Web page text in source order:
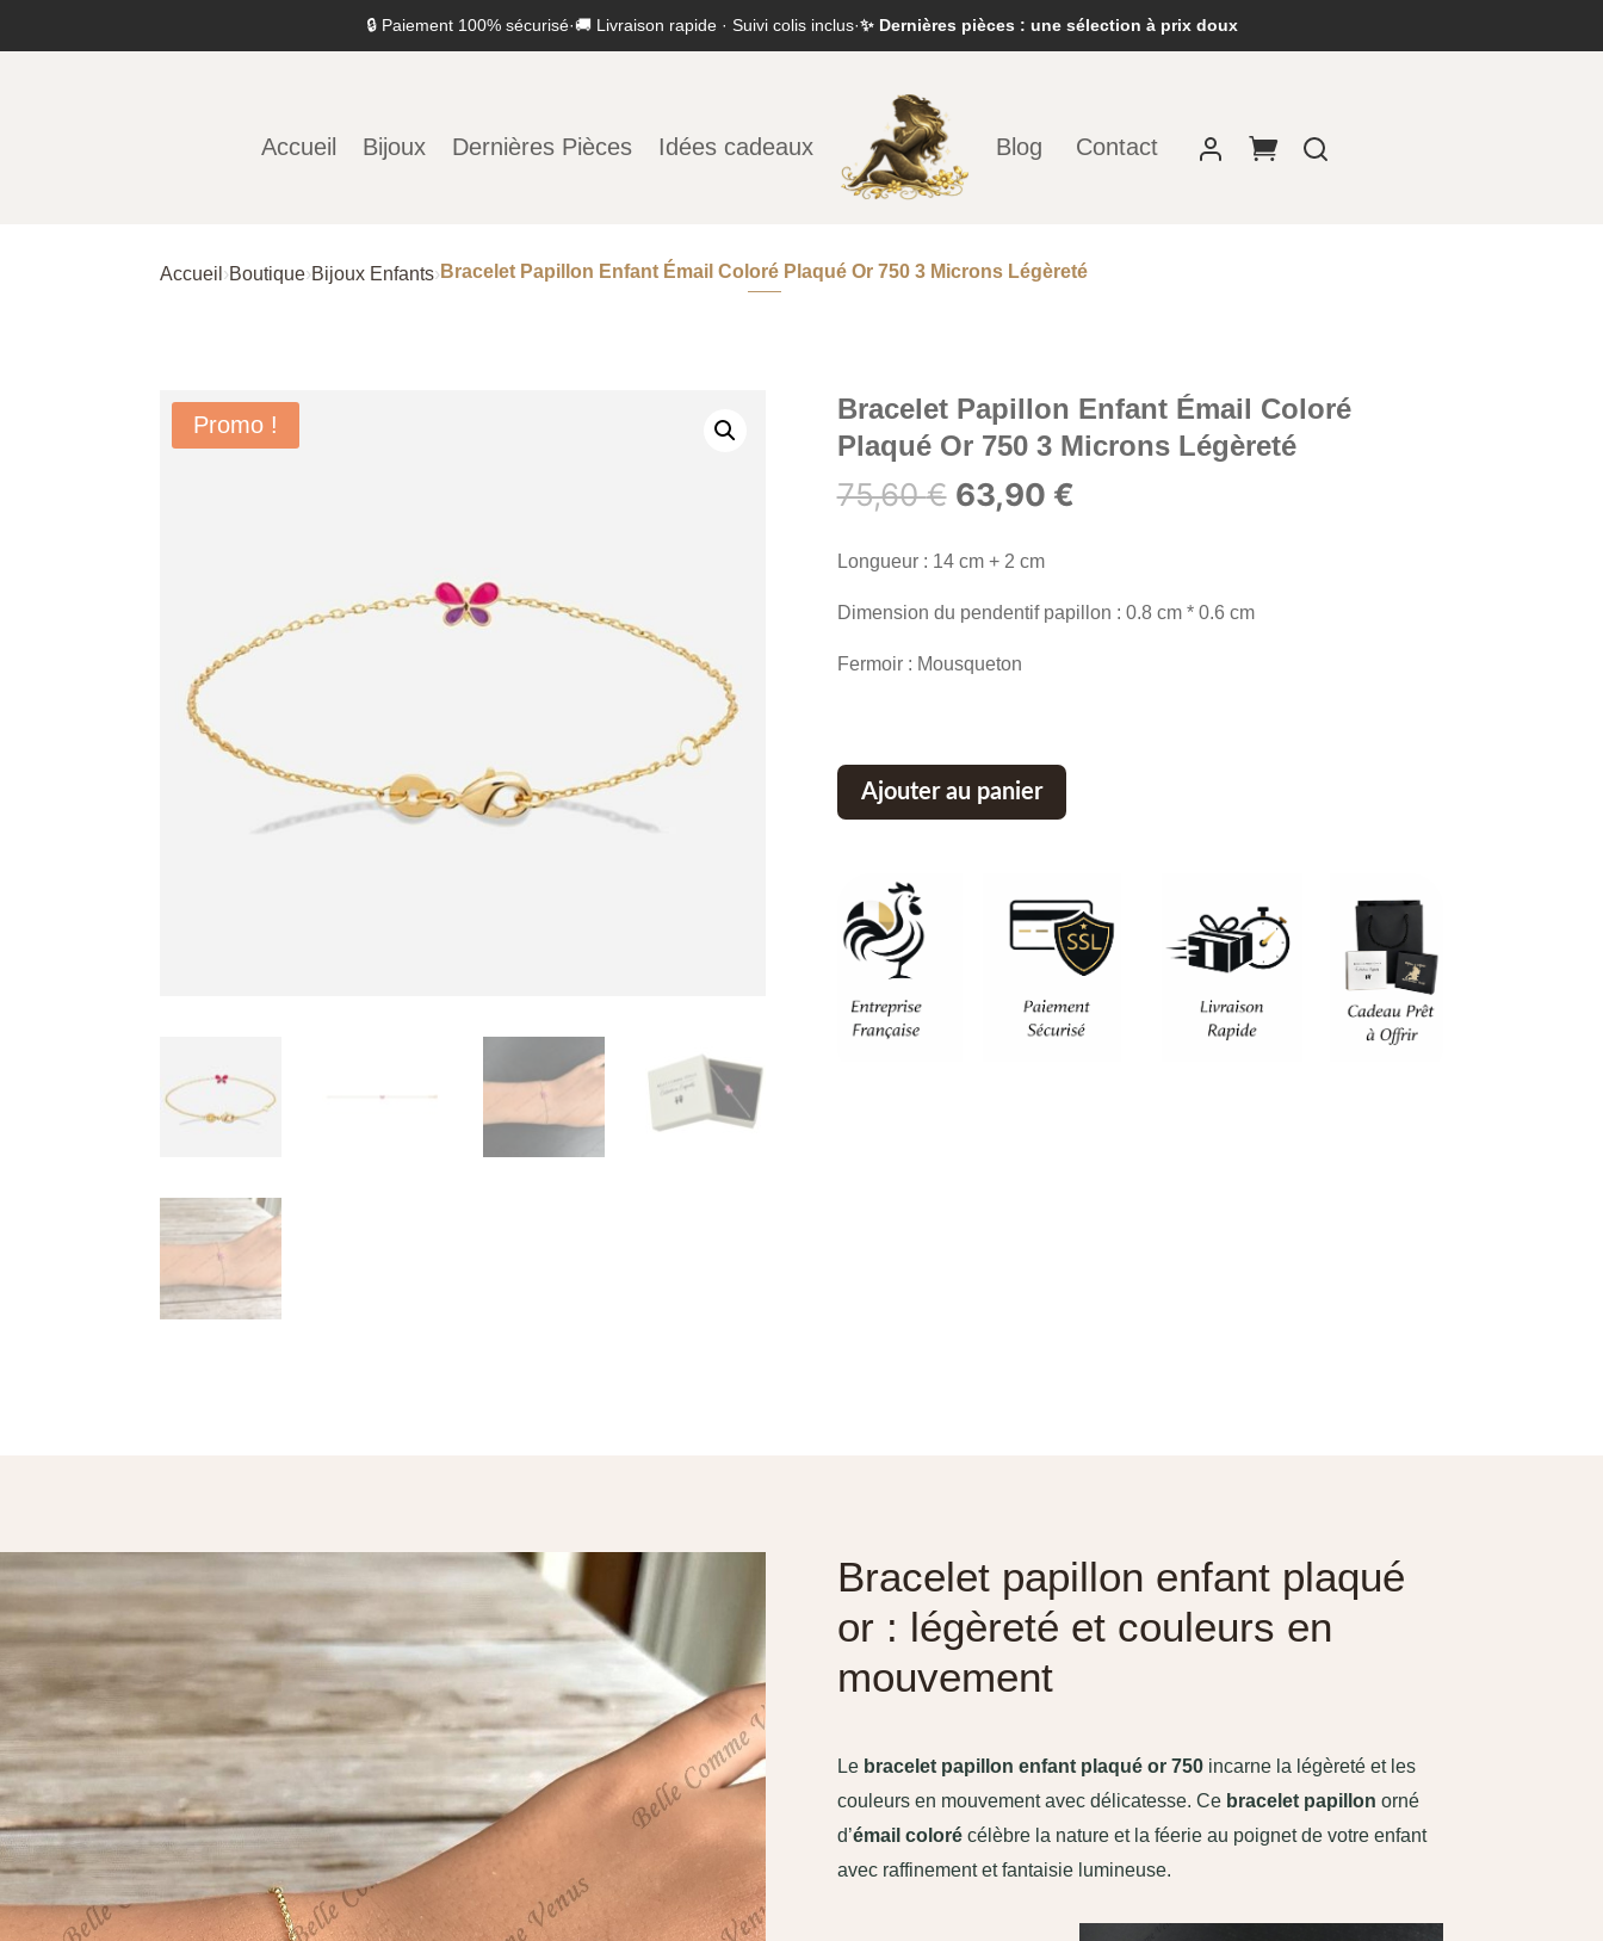
🔒 Paiement 100% sécurisé·🚚 Livraison rapide · Suivi colis inclus·✨ Dernières pièces : une sélection à prix doux
Accueil Bijoux Dernières Pièces Idées cadeaux Blog Contact
Accueil ›Boutique›Bijoux Enfants› Bracelet Papillon Enfant Émail Coloré Plaqué Or 750 3 Microns Légèreté
Promo !
Bracelet Papillon Enfant Émail Coloré
Plaqué Or 750 3 Microns Légèreté
75,60€ Le
initial
75,60 €.
63,90 €Le
63,90 €.
Longueur : 14 cm + 2 cm
Dimension du pendentif papillon : 0.8 cm * 0.6 cm
Fermoir : Mousqueton
Ajouter au panier
Bracelet papillon enfant plaqué
or : légèreté et couleurs en
mouvement
Le bracelet papillon enfant plaqué or 750incarne la légèreté et les
couleurs en mouvement avec délicatesse. Ce bracelet papillon orné
d’émail colorécélèbre la nature et la féerie au poignet de votre enfant
avec raffinement et fantaisie lumineuse.